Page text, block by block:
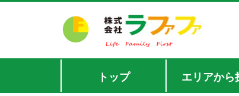
トップ エリアから